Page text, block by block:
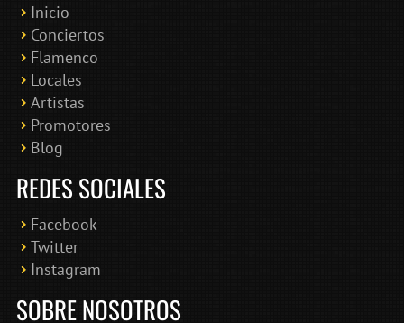
Inicio
Conciertos
Flamenco
Locales
Artistas
Promotores
Blog
REDES SOCIALES
Facebook
Twitter
Instagram
SOBRE NOSOTROS